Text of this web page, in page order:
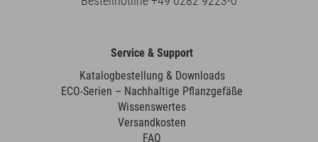
Service & Support
Katalogbestellung & Downloads
ECO-Serien – Nachhaltige Pflanzgefäße
Wissenswertes
Versandkosten
FAQ